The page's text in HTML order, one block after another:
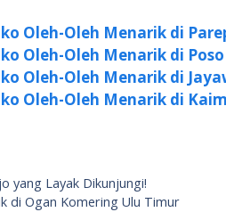
Oleh-Oleh Menarik di
Oleh-Oleh Menarik di Poso
Oleh-Oleh Menarik di
Oleh-Oleh Menarik di
yang Layak Dikunjungi!
di Ogan Komering Ulu Timur